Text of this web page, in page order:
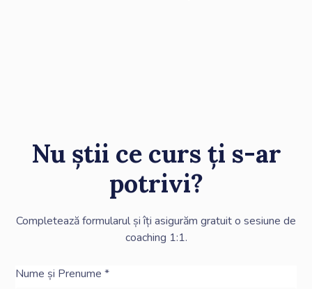
Nu știi ce curs ți s-ar
potrivi?
Completează formularul și îți asigurăm gratuit o sesiune de
coaching 1:1.
Nume și Prenume *